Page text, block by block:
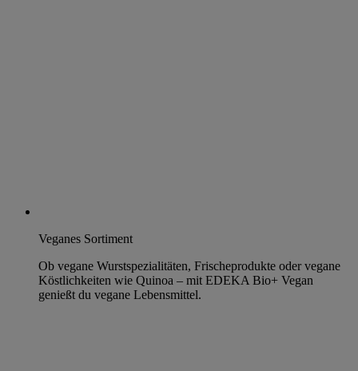
Veganes Sortiment
Ob vegane Wurstspezialitäten, Frischeprodukte oder vegane
Köstlichkeiten wie Quinoa – mit EDEKA Bio+ Vegan
genießt du vegane Lebensmittel.